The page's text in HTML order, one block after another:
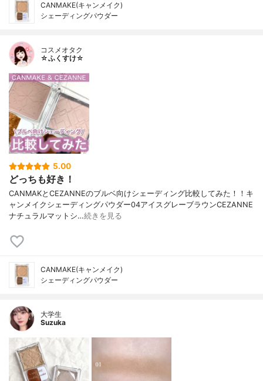
CANMAKE(キャンメイク)
シェーディングパウダー
コスメオタク
☆ふくすけ☆
5.00
どっちも好き！
CANMAKとCEZANNEのブルベ向けシェーディング比較してみた！！キ
ャンメイクシェーディングパウダー04アイスグレーブラウンCEZANNE
ナチュラルマットシ…続きを見る
CANMAKE(キャンメイク)
シェーディングパウダー
大学生
Suzuka